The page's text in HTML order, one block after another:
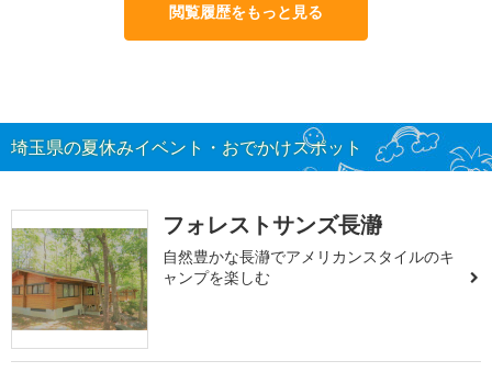
閲覧履歴をもっと見る
埼玉県の夏休みイベント・おでかけスポット
フォレストサンズ長瀞
自然豊かな長瀞でアメリカンスタイルのキ
ャンプを楽しむ